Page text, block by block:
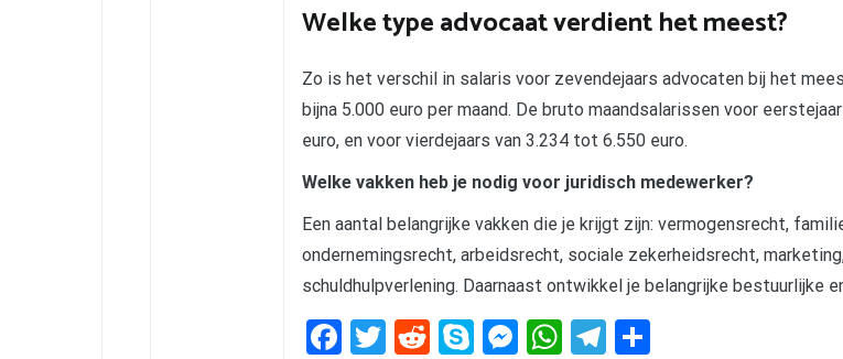
Welke type advocaat verdient het meest?
Zo is het verschil in salaris voor zevendejaars advocaten bij het
bijna 5.000 euro per maand. De bruto maandsalarissen voor
euro, en voor vierdejaars van 3.234 tot 6.550 euro.
Welke vakken heb je nodig voor juridisch medewerker?
Een aantal belangrijke vakken die je krijgt zijn: vermogensrecht,
ondernemingsrecht, arbeidsrecht, sociale zekerheidsrecht,
schuldhulpverlening. Daarnaast ontwikkel je belangrijke bestuurlijke
Facebook
Twitter
RedditSkypeMessenger
WhatsApp
Telegram